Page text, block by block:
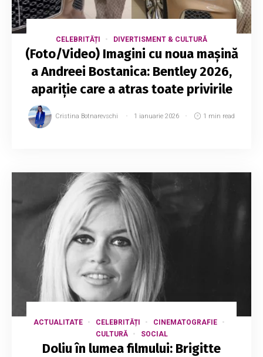
CELEBRITĂȚI DIVERTISMENT & CULTURĂ
(Foto/Video) Imagini cu noua mașină
a Andreei Bostanica: Bentley 2026,
apariție care a atras toate privirile
Cristina Botnarevschi 1 ianuarie 2026 1 min read
ACTUALITATE CELEBRITĂȚI
CINEMATOGRAFIE
CULTURĂ
SOCIAL
Doliu în lumea filmului: Brigitte